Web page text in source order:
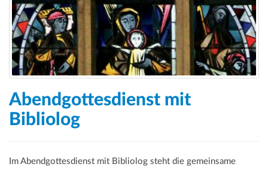
a
t
i
o
n
Abendgottesdienst mit
Bibliolog
Im Abendgottesdienst mit Bibliolog steht die gemeinsame